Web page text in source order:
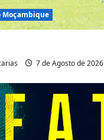
Moçambique
7 de Agosto de 2026